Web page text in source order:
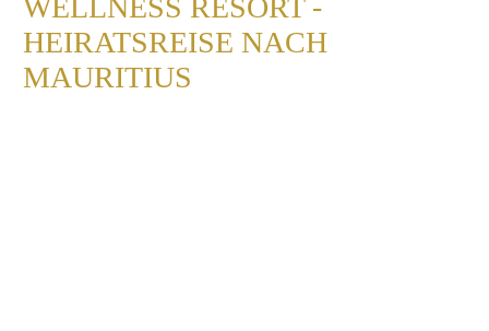
WELLNESS RESORT -
HEIRATSREISE NACH
MAURITIUS